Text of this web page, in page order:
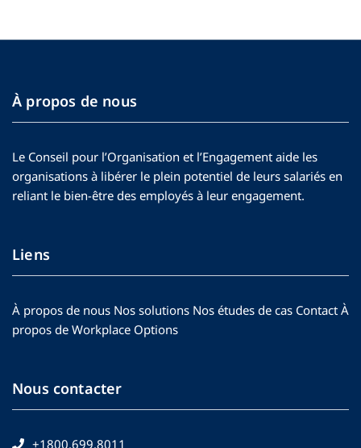
À propos de nous
Le Conseil pour l’Organisation et l’Engagement aide les
organisations à libérer le plein potentiel de leurs salariés en
reliant le bien-être des employés à leur engagement.
Liens
À propos de nous Nos solutions Nos études de cas Contact À
propos de Workplace Options
Nous contacter
+1800.699.8011